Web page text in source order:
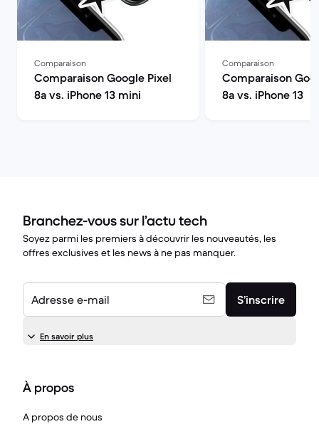
Comparaison
Comparaison Google Pixel
8a vs. iPhone 13 mini
Comparaison
Comparaison
8a vs. iPhone 13
Branchez-vous sur l’actu tech
Soyez parmi les premiers à découvrir les nouveautés, les
offres exclusives et les news à ne pas manquer.
Adresse e-mail S’inscrire
En savoir plus
À propos
A propos de nous